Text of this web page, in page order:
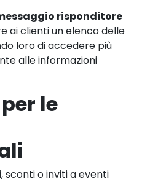
risponditore
ai clienti un elenco delle
loro di accedere più
alle informazioni
le
sconti o inviti a eventi